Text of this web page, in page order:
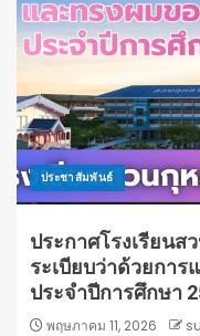
ประชาสัมพันธ์
ประกาศโรงเรียนส
ระเบียบว่าด้วยกา
ประจำปีการศึกษา
พฤษภาคม 11, 2026